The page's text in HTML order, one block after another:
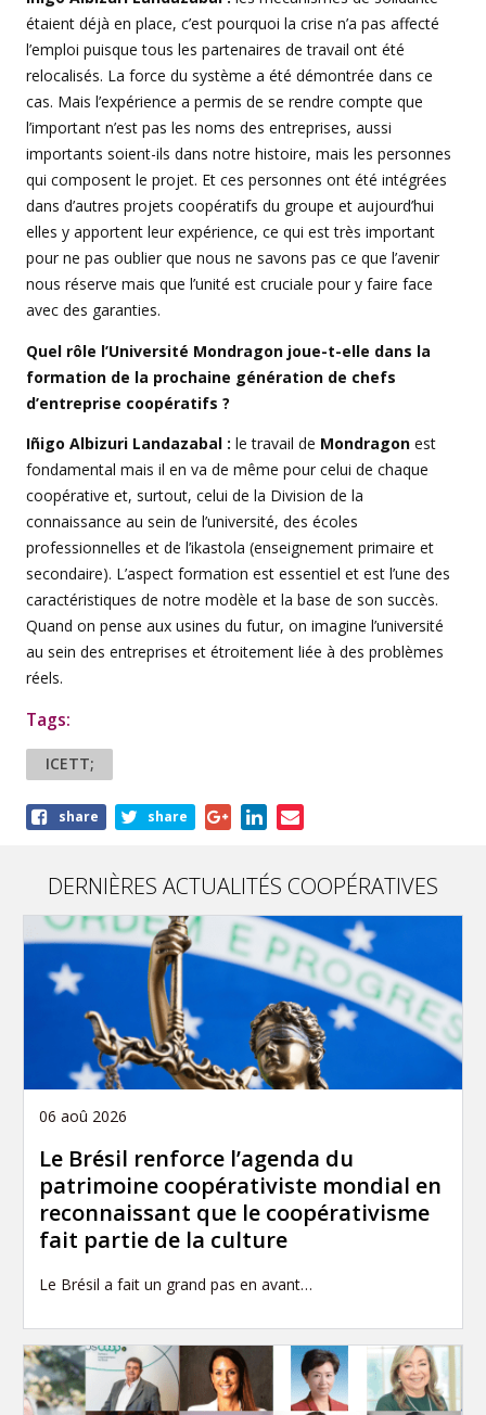
étaient déjà en place, c’est pourquoi la crise n’a pas affecté
l’emploi puisque tous les partenaires de travail ont été
relocalisés. La force du système a été démontrée dans ce
cas. Mais l’expérience a permis de se rendre compte que
l’important n’est pas les noms des entreprises, aussi
importants soient-ils dans notre histoire, mais les personnes
qui composent le projet. Et ces personnes ont été intégrées
dans d’autres projets coopératifs du groupe et aujourd’hui
elles y apportent leur expérience, ce qui est très important
pour ne pas oublier que nous ne savons pas ce que l’avenir
nous réserve mais que l’unité est cruciale pour y faire face
avec des garanties.
Quel rôle l’Université Mondragon joue-t-elle dans la
formation de la prochaine génération de chefs
d’entreprise coopératifs ?
Iñigo Albizuri Landazabal : le travail de Mondragon est
fondamental mais il en va de même pour celui de chaque
coopérative et, surtout, celui de la Division de la
connaissance au sein de l’université, des écoles
professionnelles et de l’ikastola (enseignement primaire et
secondaire). L’aspect formation est essentiel et est l’une des
caractéristiques de notre modèle et la base de son succès.
Quand on pense aux usines du futur, on imagine l’université
au sein des entreprises et étroitement liée à des problèmes
réels.
Tags:
ICETT;
Shareshare share
DERNIÈRES ACTUALITÉS COOPÉRATIVES
06 aoû 2026
Le Brésil renforce l’agenda du
patrimoine coopérativiste mondial en
reconnaissant que le coopérativisme
fait partie de la culture
Le Brésil a fait un grand pas en avant…